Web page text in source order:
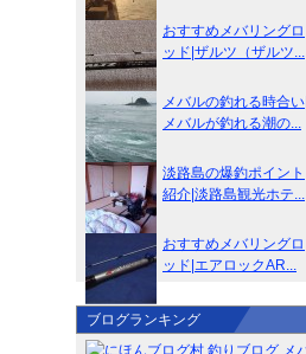
おすすめメバリングロ
ッド|ザルツ（ザルツ...
メバルの釣れる時合い|
メバルが釣れる潮の...
淡路島の爆釣ポイント
紹介|淡路島観光ホテ...
おすすめメバリングロ
ッド|エアロックAR...
ブログランキング